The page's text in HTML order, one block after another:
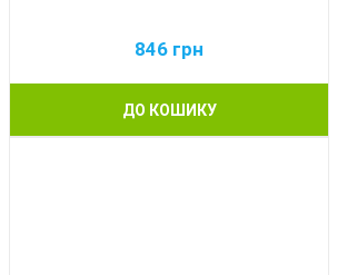
846 грн
ДО КОШИКУ